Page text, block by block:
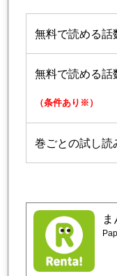
無料で読める話
無料で読める話
（条件あり※）
巻ごとの試し読
ま